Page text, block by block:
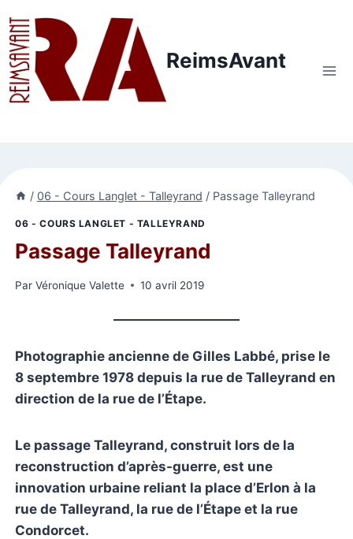
au
contenu
ReimsAvant
/ 06 - Cours Langlet - Talleyrand / Passage Talleyrand
06 - COURS LANGLET - TALLEYRAND
Passage Talleyrand
Par Véronique Valette 10 avril 2019
Photographie ancienne de Gilles Labbé, prise le
8 septembre 1978 depuis la rue de Talleyrand en
direction de la rue de l’Étape.
Le passage Talleyrand, construit lors de la
reconstruction d’après-guerre, est une
innovation urbaine reliant la place d’Erlon à la
rue de Talleyrand, la rue de l’Étape et la rue
Condorcet.